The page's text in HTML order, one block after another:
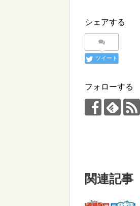
シェアする
ツイート
フォローする
関連記事